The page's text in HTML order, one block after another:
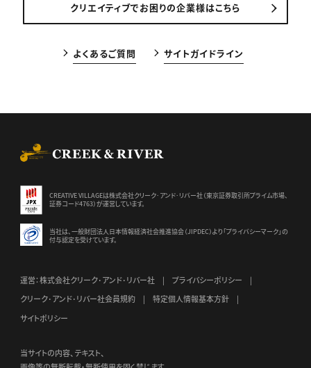
クリエイティブでお困りの企業様はこちら
よくあるご質問 サイトガイドライン
CREATIVE VILLAGEは株式会社クリーク･アンド･リバー社（東京証券取引所プライム市場、
証券コード4763）が運営しています。
当社は、一般財団法人日本情報経済社会推進協会（JIPDEC）より 「プライバシーマーク」の
付与認定を受けています。
運営：株式会社クリーク･アンド･リバー社
プライバシーポリシー
クリーク･アンド･リバー社会員規約
特定個人情報基本方針
サイトポリシー
当サイトの内容、テキスト、